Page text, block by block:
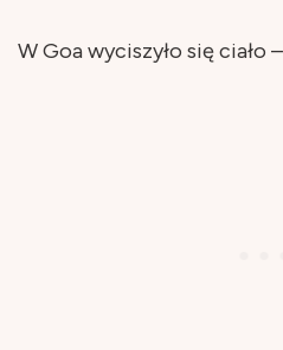
W Goa wyciszyło się ciało –